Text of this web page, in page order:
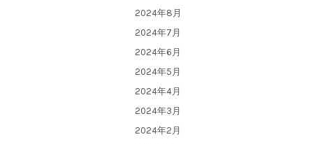
2024年8月
2024年7月
2024年6月
2024年5月
2024年4月
2024年3月
2024年2月